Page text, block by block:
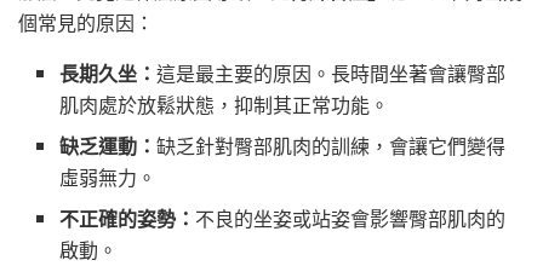
個常見的原因：
長期久坐：這是最主要的原因。長時間坐著會讓臀部
肌肉處於放鬆狀態，抑制其正常功能。
缺乏運動：缺乏針對臀部肌肉的訓練，會讓它們變得
虛弱無力。
不正確的姿勢： 不良的坐姿或站姿會影響臀部肌肉的
啟動。